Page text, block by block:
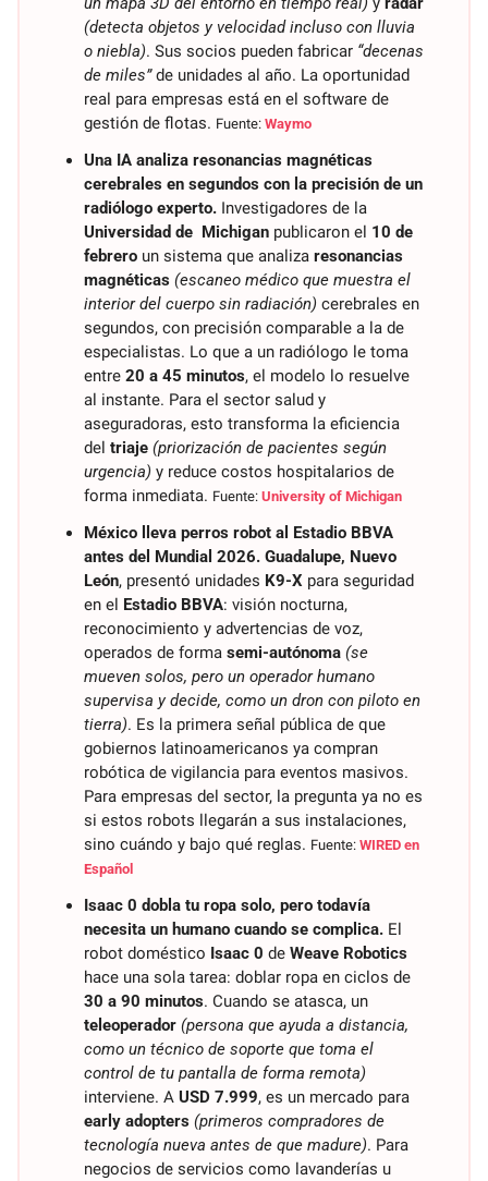
(detecta objetos y velocidad incluso con lluvia
o niebla). Sus socios pueden fabricar “decenas
de miles” de unidades al año. La oportunidad
real para empresas está en el software de
gestión de flotas. Fuente: Waymo
Una IA analiza resonancias magnéticas
cerebrales en segundos con la precisión de un
radiólogo experto.
Universidad de  Michigan publicaron el 10 de
febrero un sistema que analiza resonancias
magnéticas (escaneo médico que muestra el
interior del cuerpo sin radiación) cerebrales en
segundos, con precisión comparable a la de
especialistas. Lo que a un radiólogo le toma
entre 20 a 45 minutos, el modelo lo resuelve
al instante. Para el sector salud y
aseguradoras, esto transforma la eficiencia
del triaje (priorización de pacientes según
urgencia) y reduce costos hospitalarios de
forma inmediata. Fuente: University of Michigan
México lleva perros robot al Estadio BBVA
antes del Mundial 2026. Guadalupe, Nuevo
León, presentó unidades K9-X para seguridad
en el Estadio BBVA: visión nocturna,
reconocimiento y advertencias de voz,
operados de forma semi-autónoma (se
mueven solos, pero un operador humano
supervisa y decide, como un dron con piloto en
tierra). Es la primera señal pública de que
gobiernos latinoamericanos ya compran
robótica de vigilancia para eventos masivos.
Para empresas del sector, la pregunta ya no es
si estos robots llegarán a sus instalaciones,
sino cuándo y bajo qué reglas. Fuente: WIRED en
Español
Isaac 0 dobla tu ropa solo, pero todavía
necesita un humano cuando se complica. El
robot doméstico Isaac 0 de Weave Robotics
30 a 90 minutos
teleoperador (persona que ayuda a distancia,
como un técnico de soporte que toma el
control de tu pantalla de forma remota)
interviene. A USD 7.999
early adopters (primeros compradores de
tecnología nueva antes de que madure). Para
negocios de servicios como lavanderías u